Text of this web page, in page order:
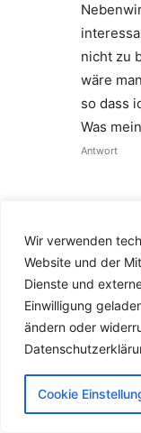
Wir verwenden
Website und der
Dienste und
Einwilligung
ändern oder
Cookie
nicht zu
wäre
so dass
Was
Antwort